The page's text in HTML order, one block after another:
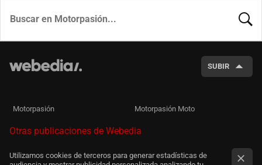
SUBIR
Motorpasión Motorpasión Moto
Otras publicaciones de Webedia
Utilizamos cookies de terceros para generar estadísticas de